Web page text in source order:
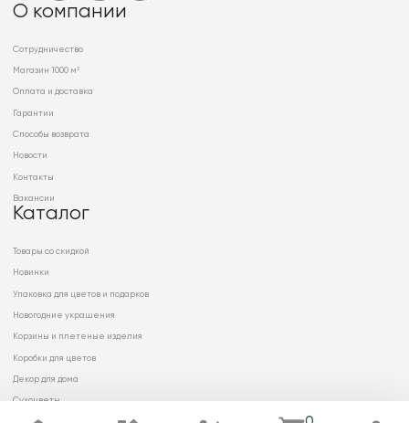
О компании
Сотрудничество
Магазин 1000 м²
Оплата и доставка
Гарантии
Способы возврата
Новости
Контакты
Вакансии
Каталог
Товары со скидкой
Новинки
Упаковка для цветов и подарков
Новогодние украшения
Корзины и плетеные изделия
Коробки для цветов
Декор для дома
Сухоцветы